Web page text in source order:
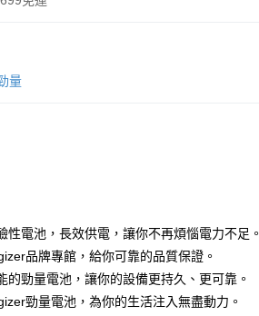
款
業銀行
行
蓄銀行
業銀行
兆豐國際商業銀行
企業銀行
台中商業銀行
灣）商業銀行
銀行
遠東國際商業銀行
銀行
永豐商業銀行
量
性電池，長效供電，讓你不再煩惱電力不足。
品牌專館，給你可靠的品質保證。
的勁量電池，讓你的設備更持久、更可靠。
勁量電池，為你的生活注入無盡動力。